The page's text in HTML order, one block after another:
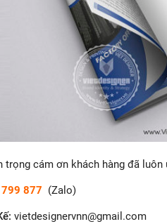
trọng cám ơn khách hàng đã
877 (Zalo)
: vietdesignervnn@gmail.com